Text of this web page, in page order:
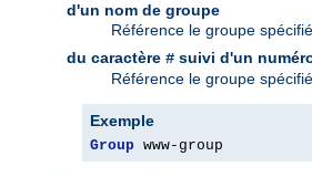
d'un nom de groupe
Référence le groupe
du caractère # suivi d'un
Référence le groupe
Exemple
Group www-group